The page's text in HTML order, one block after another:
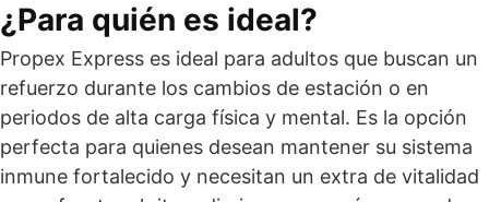
¿Para quién es ideal?
Propex Express es ideal para adultos que buscan un
refuerzo durante los cambios de estación o en
periodos de alta carga física y mental. Es la opción
perfecta para quienes desean mantener su sistema
inmune fortalecido y necesitan un extra de vitalidad